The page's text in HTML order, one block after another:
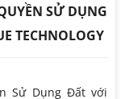
SỬ DỤNG
TECHNOLOGY
Sử Dụng Đất với